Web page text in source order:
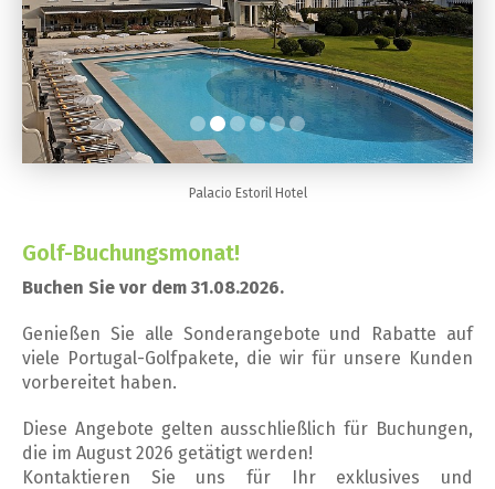
Palacio Estoril Hotel
Golf-Buchungsmonat!
Buchen Sie vor dem 31.08.2026.
Genießen Sie alle Sonderangebote und Rabatte auf
viele Portugal-Golfpakete, die wir für unsere Kunden
vorbereitet haben.
Diese Angebote gelten ausschließlich für Buchungen,
die im August 2026 getätigt werden!
Kontaktieren Sie uns für Ihr exklusives und